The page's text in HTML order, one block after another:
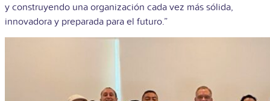
y construyendo una organización cada vez más sólida,
innovadora y preparada para el futuro.”